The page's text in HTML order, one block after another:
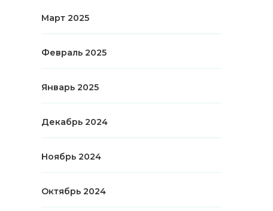
Март 2025
Февраль 2025
Январь 2025
Декабрь 2024
Ноябрь 2024
Октябрь 2024